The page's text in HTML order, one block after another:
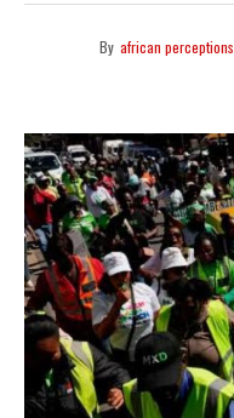
By african perceptions